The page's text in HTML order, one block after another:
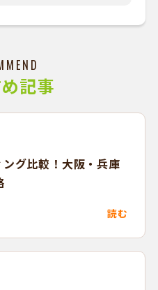
記事
グ比較！大阪・兵庫
読む